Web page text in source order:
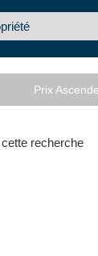
Prix
recherche